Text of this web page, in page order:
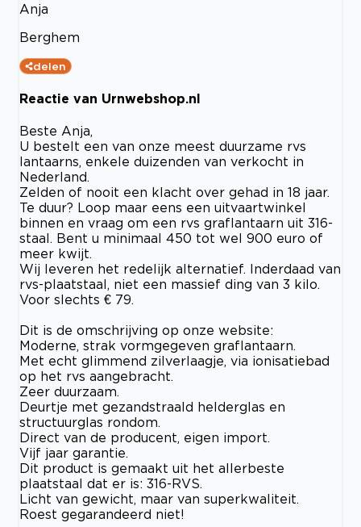
Anja
Berghem
delen
Reactie van Urnwebshop.nl
Beste Anja,
U bestelt een van onze meest duurzame rvs
lantaarns, enkele duizenden van verkocht in
Nederland.
Zelden of nooit een klacht over gehad in 18 jaar.
Te duur? Loop maar eens een uitvaartwinkel
binnen en vraag om een rvs graflantaarn uit 316-
staal. Bent u minimaal 450 tot wel 900 euro of
meer kwijt.
Wij leveren het redelijk alternatief. Inderdaad van
rvs-plaatstaal, niet een massief ding van 3 kilo.
Voor slechts € 79.
Dit is de omschrijving op onze website:
Moderne, strak vormgegeven graflantaarn.
Met echt glimmend zilverlaagje, via ionisatiebad
op het rvs aangebracht.
Zeer duurzaam.
Deurtje met gezandstraald helderglas en
structuurglas rondom.
Direct van de producent, eigen import.
Vijf jaar garantie.
Dit product is gemaakt uit het allerbeste
plaatstaal dat er is: 316-RVS.
Licht van gewicht, maar van superkwaliteit.
Roest gegarandeerd niet!